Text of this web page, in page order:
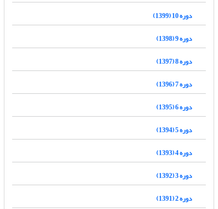
دوره 10 (1399)
دوره 9 (1398)
دوره 8 (1397)
دوره 7 (1396)
دوره 6 (1395)
دوره 5 (1394)
دوره 4 (1393)
دوره 3 (1392)
دوره 2 (1391)